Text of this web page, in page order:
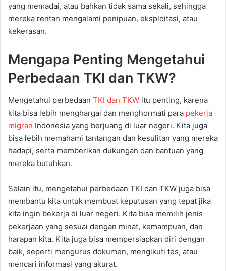
yang memadai, atau bahkan tidak sama sekali, sehingga
mereka rentan mengalami penipuan, eksploitasi, atau
kekerasan.
Mengapa Penting Mengetahui
Perbedaan TKI dan TKW?
Mengetahui perbedaan TKI dan TKW itu penting, karena
kita bisa lebih menghargai dan menghormati para pekerja
migran Indonesia yang berjuang di luar negeri. Kita juga
bisa lebih memahami tantangan dan kesulitan yang mereka
hadapi, serta memberikan dukungan dan bantuan yang
mereka butuhkan.
Selain itu, mengetahui perbedaan TKI dan TKW juga bisa
membantu kita untuk membuat keputusan yang tepat jika
kita ingin bekerja di luar negeri. Kita bisa memilih jenis
pekerjaan yang sesuai dengan minat, kemampuan, dan
harapan kita. Kita juga bisa mempersiapkan diri dengan
baik, seperti mengurus dokumen, mengikuti tes, atau
mencari informasi yang akurat.